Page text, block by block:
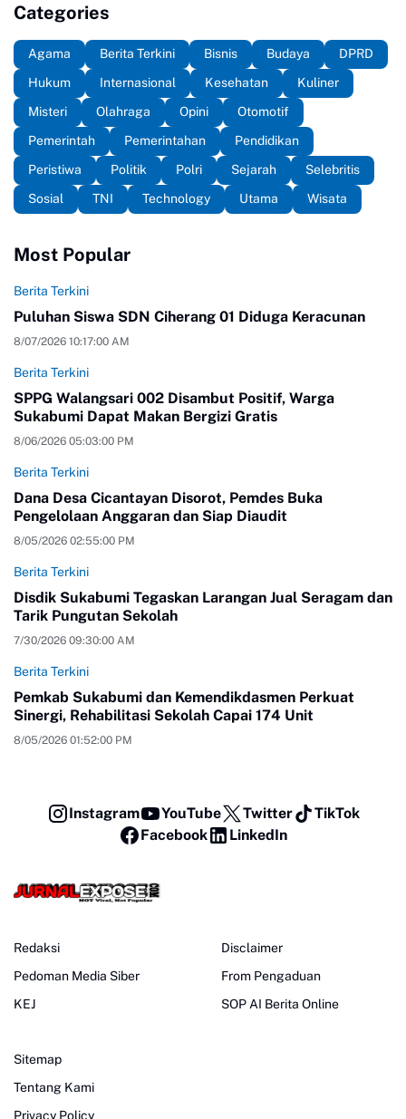
Categories
Agama Berita Terkini Bisnis Budaya
DPRD
Hukum
Internasional Kesehatan
Kuliner
Misteri
Olahraga Opini
Otomotif
Pemerintah
Pemerintahan
Pendidikan
Peristiwa
Politik Polri Sejarah
Selebritis
Sosial
TNI Technology Utama Wisata
Most Popular
Berita Terkini
Puluhan Siswa SDN Ciherang 01 Diduga Keracunan
8/07/2026 10:17:00 AM
Berita Terkini
SPPG Walangsari 002 Disambut Positif, Warga
Sukabumi Dapat Makan Bergizi Gratis
8/06/2026 05:03:00 PM
Berita Terkini
Dana Desa Cicantayan Disorot, Pemdes Buka
Pengelolaan Anggaran dan Siap Diaudit
8/05/2026 02:55:00 PM
Berita Terkini
Disdik Sukabumi Tegaskan Larangan Jual Seragam dan
Tarik Pungutan Sekolah
7/30/2026 09:30:00 AM
Berita Terkini
Pemkab Sukabumi dan Kemendikdasmen Perkuat
Sinergi, Rehabilitasi Sekolah Capai 174 Unit
8/05/2026 01:52:00 PM
Instagram YouTube Twitter
TikTok
Facebook
LinkedIn
Redaksi
Pedoman Media Siber
KEJ
Disclaimer
From Pengaduan
SOP AI Berita Online
Sitemap
Tentang Kami
Privacy Policy